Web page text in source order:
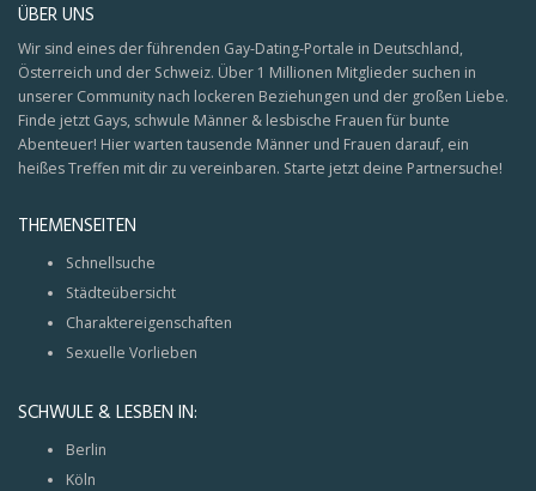
ÜBER UNS
Wir sind eines der führenden Gay-Dating-Portale in Deutschland,
Österreich und der Schweiz. Über 1 Millionen Mitglieder suchen in
unserer Community nach lockeren Beziehungen und der großen Liebe.
Finde jetzt Gays, schwule Männer & lesbische Frauen für bunte
Abenteuer! Hier warten tausende Männer und Frauen darauf, ein
heißes Treffen mit dir zu vereinbaren. Starte jetzt deine Partnersuche!
THEMENSEITEN
Schnellsuche
Städteübersicht
Charaktereigenschaften
Sexuelle Vorlieben
SCHWULE & LESBEN IN:
Berlin
Köln